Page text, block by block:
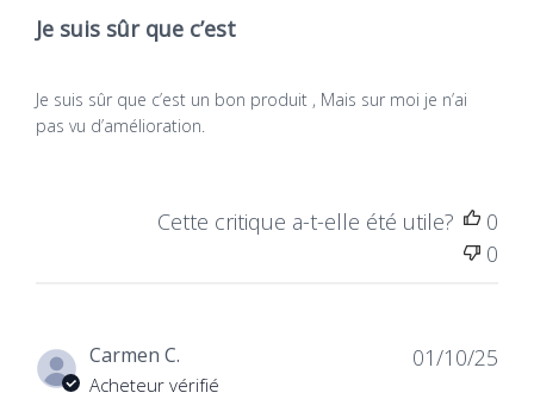
Je suis sûr que c’est
Je suis sûr que c’est un bon produit , Mais sur moi je n’ai
pas vu d’amélioration.
Cette critique a-t-elle été utile?
0
0
Carmen C.
Acheteur vérifié
01/10/25